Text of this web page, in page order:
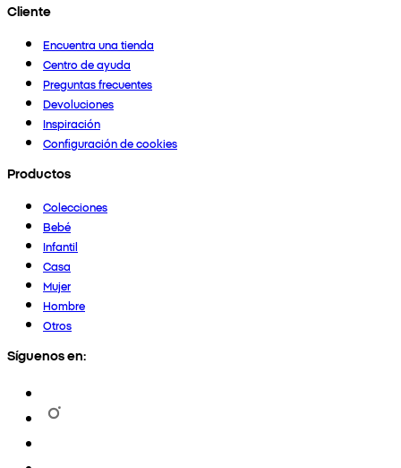
Cliente
Encuentra una tienda
Centro de ayuda
Preguntas frecuentes
Devoluciones
Inspiración
Configuración de cookies
Productos
Colecciones
Bebé
Infantil
Casa
Mujer
Hombre
Otros
Síguenos en: